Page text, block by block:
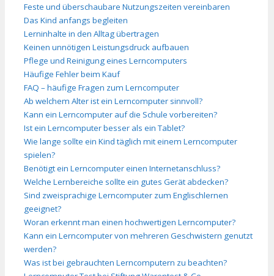
Feste und überschaubare Nutzungszeiten vereinbaren
Das Kind anfangs begleiten
Lerninhalte in den Alltag übertragen
Keinen unnötigen Leistungsdruck aufbauen
Pflege und Reinigung eines Lerncomputers
Häufige Fehler beim Kauf
FAQ – häufige Fragen zum Lerncomputer
Ab welchem Alter ist ein Lerncomputer sinnvoll?
Kann ein Lerncomputer auf die Schule vorbereiten?
Ist ein Lerncomputer besser als ein Tablet?
Wie lange sollte ein Kind täglich mit einem Lerncomputer
spielen?
Benötigt ein Lerncomputer einen Internetanschluss?
Welche Lernbereiche sollte ein gutes Gerät abdecken?
Sind zweisprachige Lerncomputer zum Englischlernen
geeignet?
Woran erkennt man einen hochwertigen Lerncomputer?
Kann ein Lerncomputer von mehreren Geschwistern genutzt
werden?
Was ist bei gebrauchten Lerncomputern zu beachten?